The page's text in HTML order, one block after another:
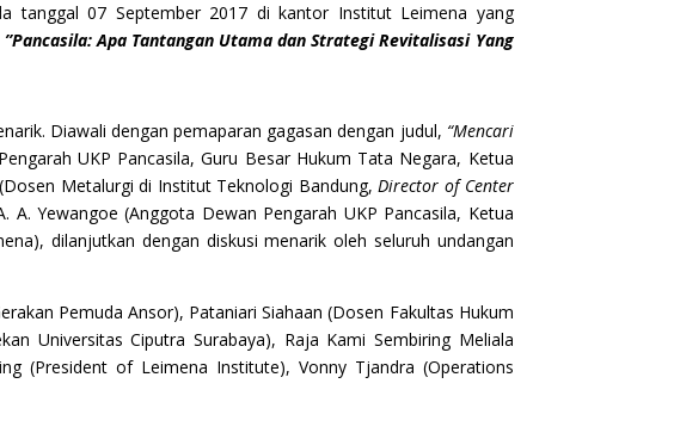
tanggal 07 September 2017 di kantor Institut Leimena yang
”Pancasila: Apa Tantangan Utama dan Strategi Revitalisasi Yang
Diawali dengan pemaparan gagasan dengan judul, “Mencari
UKP Pancasila, Guru Besar Hukum Tata Negara, Ketua
Metalurgi di Institut Teknologi Bandung,Director of Center
Yewangoe (Anggota Dewan Pengarah UKP Pancasila, Ketua
dilanjutkan dengan diskusi menarik oleh seluruh undangan
Pemuda Ansor), Pataniari Siahaan (Dosen Fakultas Hukum
Universitas Ciputra Surabaya), Raja Kami Sembiring Meliala
(President of Leimena Institute), Vonny Tjandra (Operations